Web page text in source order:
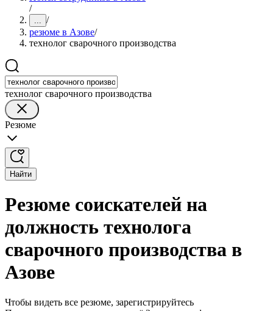
/
... /
резюме в Азове/
технолог сварочного производства
технолог сварочного производства
Резюме
Найти
Резюме соискателей на
должность технолога
сварочного производства в
Азове
Чтобы видеть все резюме, зарегистрируйтесь